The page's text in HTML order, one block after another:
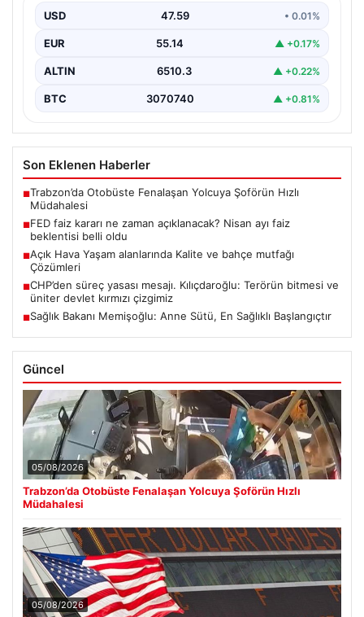
USD 47.59 • 0.01%
EUR 55.14 ▲ +0.17%
ALTIN 6510.3 ▲ +0.22%
BTC 3070740 ▲ +0.81%
Son Eklenen Haberler
■Trabzon’da Otobüste Fenalaşan Yolcuya Şoförün Hızlı
Müdahalesi
■FED faiz kararı ne zaman açıklanacak? Nisan ayı faiz
beklentisi belli oldu
■Açık Hava Yaşam alanlarında Kalite ve bahçe mutfağı
Çözümleri
■CHP’den süreç yasası mesajı. Kılıçdaroğlu: Terörün bitmesi ve
üniter devlet kırmızı çizgimiz
■Sağlık Bakanı Memişoğlu: Anne Sütü, En Sağlıklı Başlangıçtır
Güncel
05/08/2026
Trabzon’da Otobüste Fenalaşan Yolcuya Şoförün Hızlı
Müdahalesi
05/08/2026